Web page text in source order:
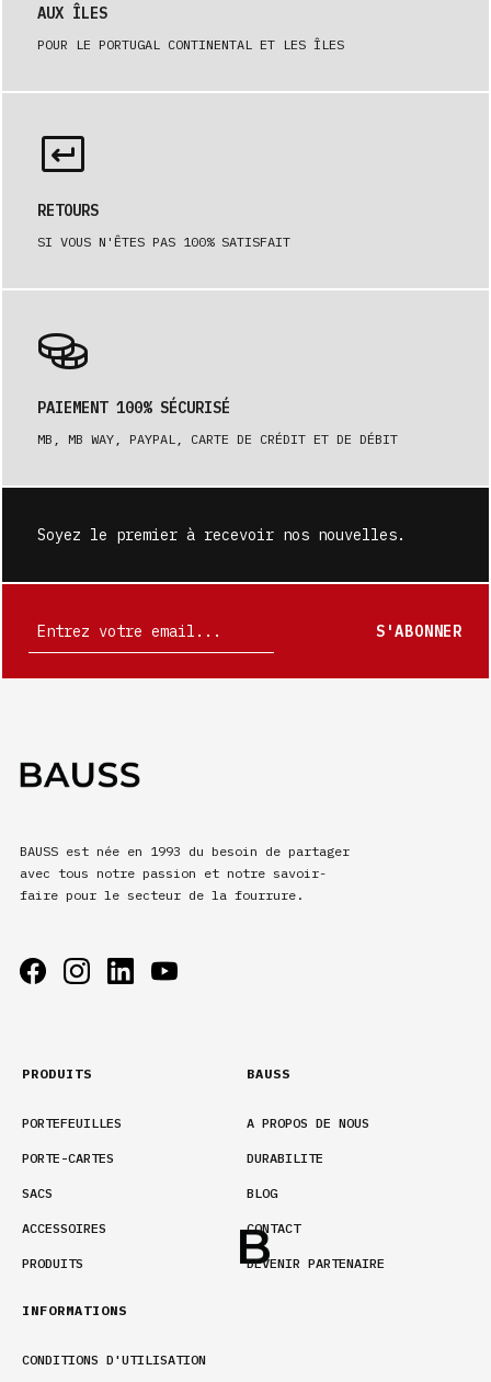
AUX ÎLES
POUR LE PORTUGAL CONTINENTAL ET LES ÎLES
RETOURS
SI VOUS N'ÊTES PAS 100% SATISFAIT
PAIEMENT 100% SÉCURISÉ
MB, MB WAY, PAYPAL, CARTE DE CRÉDIT ET DE DÉBIT
Soyez le premier à recevoir nos nouvelles.
S'ABONNER
BAUSS est née en 1993 du besoin de partager
avec tous notre passion et notre savoir-
faire pour le secteur de la fourrure.
PRODUITS
PORTEFEUILLES
PORTE-CARTES
SACS
ACCESSOIRES
PRODUITS
BAUSS
A PROPOS DE NOUS
DURABILITE
BLOG
CONTACT
DEVENIR PARTENAIRE
INFORMATIONS
CONDITIONS D'UTILISATION